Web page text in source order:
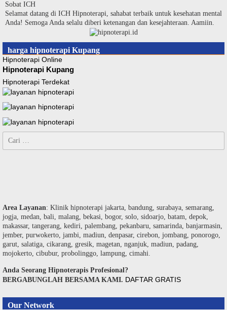
Langsung
ke
konten
Sobat ICH
Selamat datang di ICH Hipnoterapi, sahabat terbaik untuk kesehatan mental
Anda! Semoga Anda selalu diberi ketenangan dan kesejahteraan. Aamiin.
harga hipnoterapi Kupang
Hipnoterapi Online
Hipnoterapi Kupang
Hipnoterapi Terdekat
Cari
untuk:
Area Layanan: Klinik hipnoterapi jakarta, bandung, surabaya, semarang,
jogja, medan, bali, malang, bekasi, bogor, solo, sidoarjo, batam, depok,
makassar, tangerang, kediri, palembang, pekanbaru, samarinda, banjarmasin,
jember, purwokerto, jambi, madiun, denpasar, cirebon, jombang, ponorogo,
garut, salatiga, cikarang, gresik, magetan, nganjuk, madiun, padang,
mojokerto, cibubur, probolinggo, lampung, cimahi.
Anda Seorang Hipnoterapis Profesional?
BERGABUNGLAH BERSAMA KAMI. DAFTAR GRATIS
Our Network